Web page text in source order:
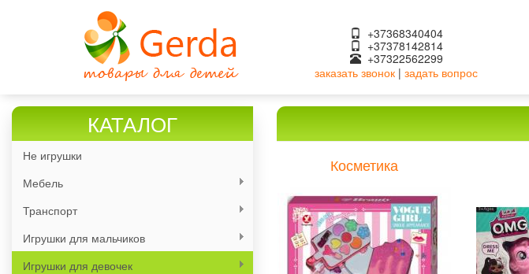
+37368340404
+37378142814
+37322562299
заказать звонок| задать вопрос
КАТАЛОГ
Не игрушки
Мебель
Транспорт
Игрушки для мальчиков
Игрушки для девочек
Косметика